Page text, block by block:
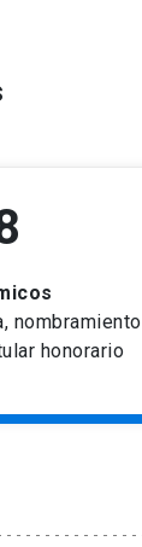
nombramiento
honorario